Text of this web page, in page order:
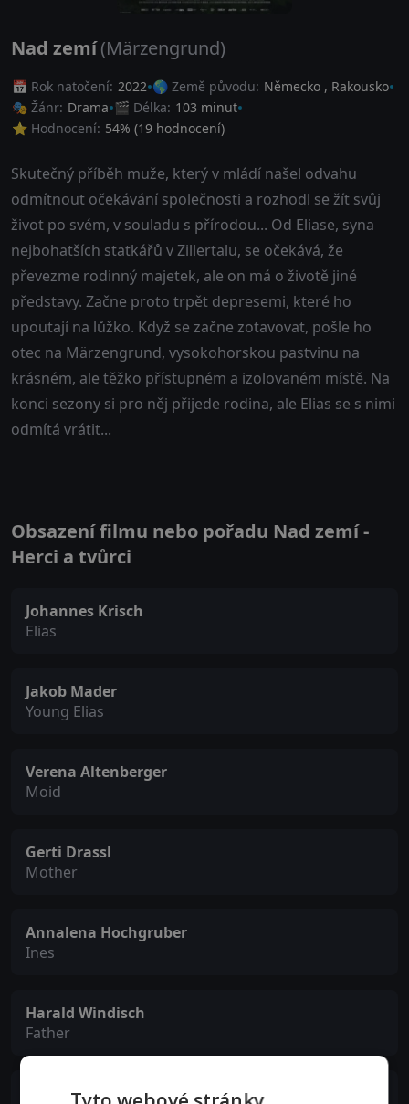
Nad zemí(Märzengrund)
📅 Rok natočení: 2022 🌎 Země původu: Německo , Rakousko
🎭 Žánr: Drama 🎬 Délka: 103 minut
⭐ Hodnocení: 54% (19 hodnocení)
Skutečný příběh muže, který v mládí našel odvahu
odmítnout očekávání společnosti a rozhodl se žít svůj
život po svém, v souladu s přírodou... Od Eliase, syna
nejbohatších statkářů v Zillertalu, se očekává, že
převezme rodinný majetek, ale on má o životě jiné
představy. Začne proto trpět depresemi, které ho
upoutají na lůžko. Když se začne zotavovat, pošle ho
otec na Märzengrund, vysokohorskou pastvinu na
krásném, ale těžko přístupném a izolovaném místě. Na
konci sezony si pro něj přijede rodina, ale Elias se s nimi
odmítá vrátit...
Obsazení filmu nebo pořadu Nad zemí -
Herci a tvůrci
Johannes Krisch
Elias
Jakob Mader
Young Elias
Verena Altenberger
Moid
Gerti Drassl
Mother
Annalena Hochgruber
Ines
Harald Windisch
Father
Carmen Gratl